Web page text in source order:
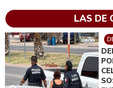
LAS DE